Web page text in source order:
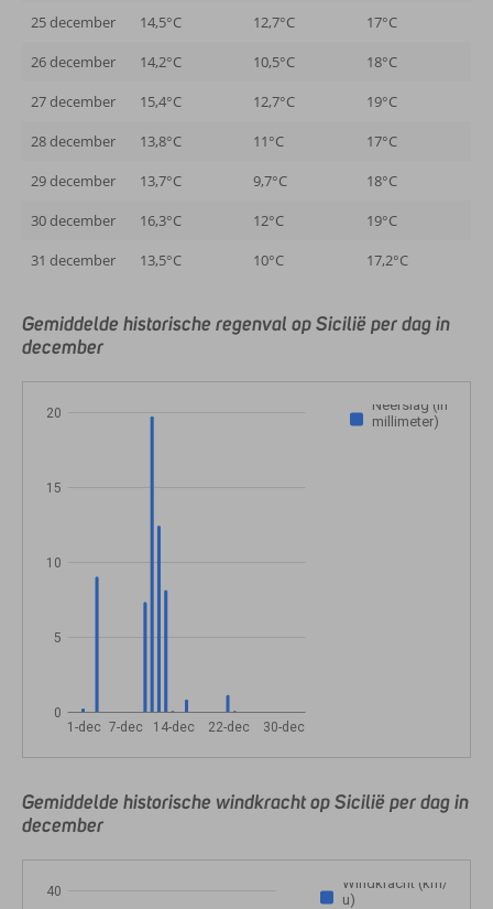
25 december
14,5°C 12,7°C
17°C
26 december
14,2°C 10,5°C
18°C
27 december
15,4°C 12,7°C
19°C
28 december
13,8°C 11°C
17°C
29 december
13,7°C 9,7°C
18°C
30 december
16,3°C 12°C
19°C
31 december
13,5°C 10°C 17,2°C
Gemiddelde historische regenval op Sicilië per dag in
december
Neerslag (in
millimeter)
1-dec 7-dec 14-dec 22-dec 30-dec
0
5
10
15
20
Gemiddelde historische windkracht op Sicilië per dag in
december
Windkracht (km/
u)
40